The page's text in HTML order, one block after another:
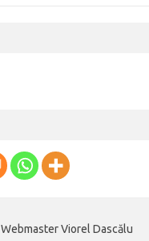
Webmaster Viorel Dascălu